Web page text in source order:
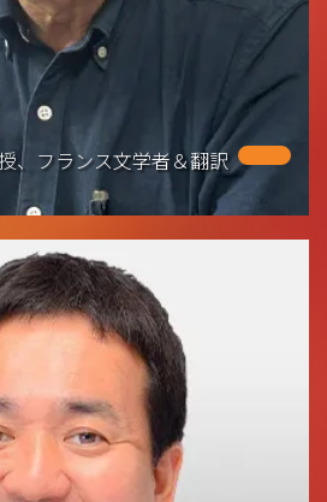
、フランス文学者＆翻訳